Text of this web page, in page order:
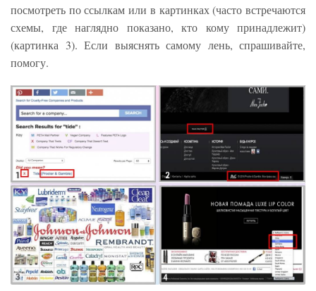
посмотреть по ссылкам или в картинках (часто встречаются
схемы, где наглядно показано, кто кому принадлежит)
(картинка 3). Если выяснять самому лень, спрашивайте,
помогу.